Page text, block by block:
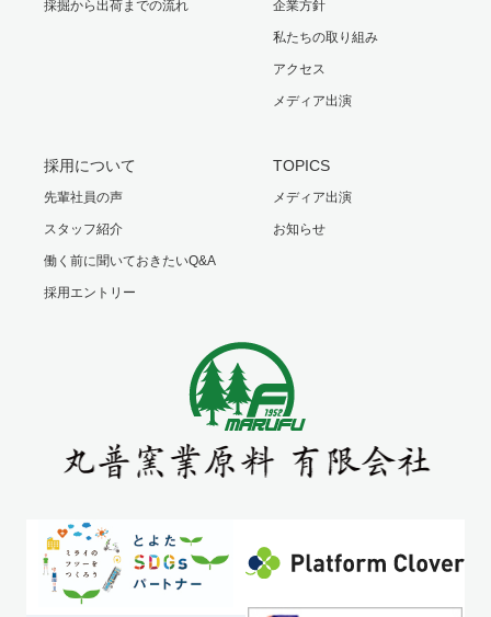
採掘から出荷までの流れ 企業方針
私たちの取り組み
アクセス
メディア出演
採用について
先輩社員の声
スタッフ紹介
働く前に聞いておきたいQ&A
採用エントリー
TOPICS
メディア出演
お知らせ